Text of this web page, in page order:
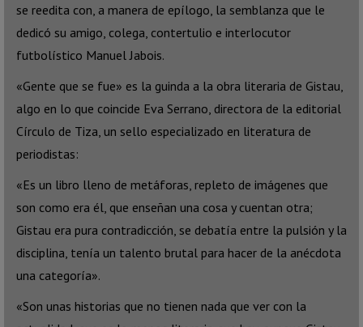
se reedita con, a manera de epílogo, la semblanza que le
dedicó su amigo, colega, contertulio e interlocutor
futbolístico Manuel Jabois.
«Gente que se fue» es la guinda a la obra literaria de Gistau,
algo en lo que coincide Eva Serrano, directora de la editorial
Círculo de Tiza, un sello especializado en literatura de
periodistas:
«Es un libro lleno de metáforas, repleto de imágenes que
son como era él, que enseñan una cosa y cuentan otra;
Gistau era pura contradicción, se debatía entre la pulsión y la
disciplina, tenía un talento brutal para hacer de la anécdota
una categoría».
«Son unas historias que no tienen nada que ver con la